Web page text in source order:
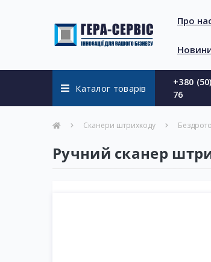
Про
Каталог товарів
+380
76
Сканери штрихкоду
Ручний сканер